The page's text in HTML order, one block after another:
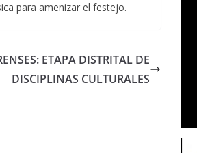
para amenizar el festejo.
ETAPA DISTRITAL DE
DISCIPLINAS CULTURALES